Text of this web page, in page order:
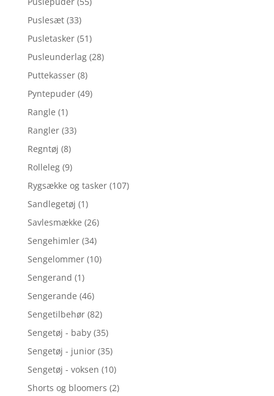
Puslesæt (33)
Pusletasker (51)
Pusleunderlag (28)
Puttekasser (8)
Pyntepuder (49)
Rangle (1)
Rangler (33)
Regntøj (8)
Rolleleg (9)
Rygsække og tasker (107)
Sandlegetøj (1)
Savlesmække (26)
Sengehimler (34)
Sengelommer (10)
Sengerand (1)
Sengerande (46)
Sengetilbehør (82)
Sengetøj - baby (35)
Sengetøj - junior (35)
Sengetøj - voksen (10)
Shorts og bloomers (2)